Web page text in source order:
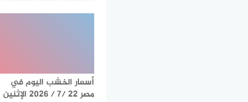
أسعار الخشب اليوم في
مصر 22 /7 / 2026 الإثنين